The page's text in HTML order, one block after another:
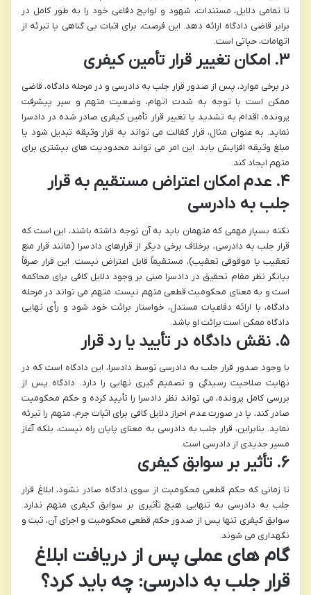
تا تمامی دلایل، مستندات، شهود و لوایح دفاعی خود را به طور کامل در
برابر قاضی دادگاه ارائه دهد. این فرصت، برای اثبات بی گناهی یا تبرئه از
اتهامات، حیاتی است.
۳. امکان تغییر قرار تأمین کیفری
در برخی موارد، پس از صدور قرار جلب به دادرسی و در مرحله دادگاه، قاضی
ممکن است با توجه به شدت اتهام، وضعیت متهم و سیر پیشرفت
پرونده، اقدام به تشدید یا تغییر قرار تأمین کیفری صادر شده در دادسرا
نماید. به عنوان مثال، قرار کفالت می تواند به قرار وثیقه تبدیل شود یا
مبلغ وثیقه افزایش یابد. این امر می تواند محدودیت های بیشتری برای
متهم ایجاد کند.
۴. عدم امکان اعتراض مستقیم به قرار
جلب به دادرسی
نکته بسیار مهمی که متهمان باید به آن توجه داشته باشند، این است که
قرار جلب به دادرسی، برخلاف برخی دیگر از قرارهای دادسرا (مانند قرار منع
تعقیب یا موقوفی تعقیب)، مستقیماً قابل اعتراض نیست. این قرار صرفاً
بیانگر نظر مقام تحقیق در دادسرا مبنی بر وجود دلایل کافی برای محاکمه
است و به معنای محکومیت قطعی متهم نیست. متهم می تواند در مرحله
دادگاه، با ارائه دفاعیات مستدل، خواستار برائت خود شود و رأی نهایی
دادگاه ممکن است برائت او باشد.
۵. نقش دادگاه در تأیید یا رد قرار
با وجود صدور قرار جلب به دادرسی توسط دادسرا، این دادگاه است که در
نهایت صلاحیت رسیدگی و تصمیم گیری نهایی را دارد. دادگاه پس از
بررسی کامل پرونده، می تواند نظر دادسرا را تأیید کرده و حکم محکومیت
صادر کند، یا در صورت عدم احراز دلایل کافی برای اثبات جرم، متهم را تبرئه
نماید. بنابراین، قرار جلب به دادرسی به معنای پایان راه نیست، بلکه آغاز
مسیر جدیدی از دادرسی است.
۶. تأثیر بر سوابق کیفری
تا زمانی که حکم قطعی محکومیت از سوی دادگاه صادر نشود، ابلاغ قرار
جلب به دادرسی به تنهایی هیچ تأثیری بر سوابق کیفری متهم ندارد.
سوابق کیفری تنها پس از صدور حکم قطعی محکومیت و اجرای آن، ثبت و
نگهداری می شوند.
گام های عملی پس از دریافت ابلاغ
قرار جلب به دادرسی: چه باید کرد؟